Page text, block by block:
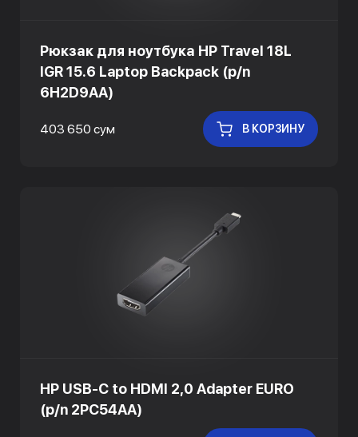
Рюкзак для ноутбука HP Travel 18L
IGR 15.6 Laptop Backpack (p/n
6H2D9AA)
403 650 сум В КОРЗИНУ
HP USB-C to HDMI 2,0 Adapter EURO
(p/n 2PC54AA)